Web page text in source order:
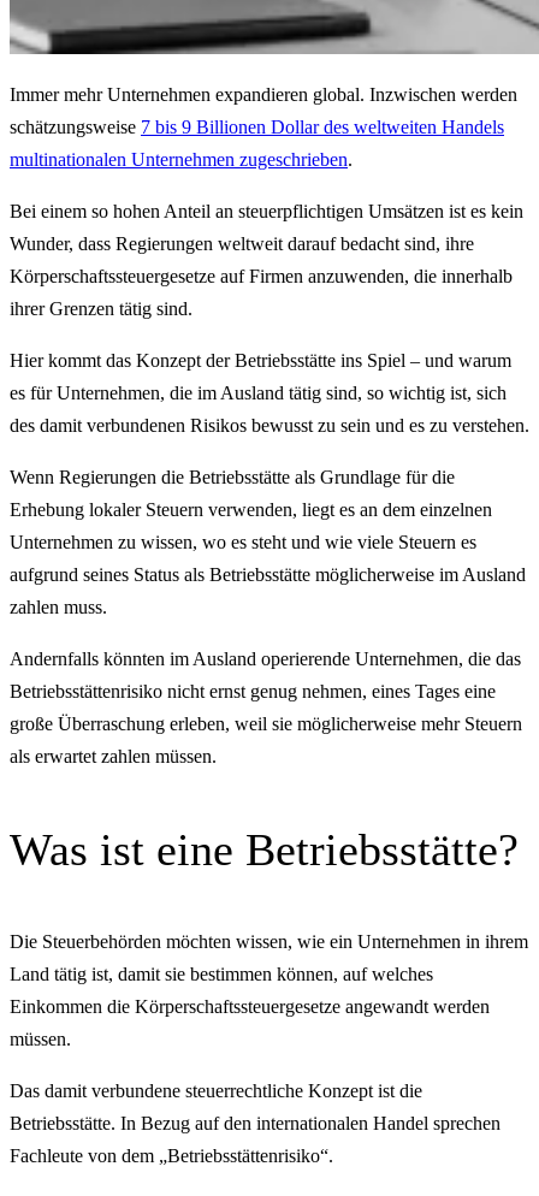
Immer mehr Unternehmen expandieren global. Inzwischen werden
schätzungsweise 7 bis 9 Billionen Dollar des weltweiten Handels
multinationalen Unternehmen zugeschrieben.
Bei einem so hohen Anteil an steuerpflichtigen Umsätzen ist es kein
Wunder, dass Regierungen weltweit darauf bedacht sind, ihre
Körperschaftssteuergesetze auf Firmen anzuwenden, die innerhalb
ihrer Grenzen tätig sind.
Hier kommt das Konzept der Betriebsstätte ins Spiel – und warum
es für Unternehmen, die im Ausland tätig sind, so wichtig ist, sich
des damit verbundenen Risikos bewusst zu sein und es zu verstehen.
Wenn Regierungen die Betriebsstätte als Grundlage für die
Erhebung lokaler Steuern verwenden, liegt es an dem einzelnen
Unternehmen zu wissen, wo es steht und wie viele Steuern es
aufgrund seines Status als Betriebsstätte möglicherweise im Ausland
zahlen muss.
Andernfalls könnten im Ausland operierende Unternehmen, die das
Betriebsstättenrisiko nicht ernst genug nehmen, eines Tages eine
große Überraschung erleben, weil sie möglicherweise mehr Steuern
als erwartet zahlen müssen.
Was ist eine Betriebsstätte?
Die Steuerbehörden möchten wissen, wie ein Unternehmen in ihrem
Land tätig ist, damit sie bestimmen können, auf welches
Einkommen die Körperschaftssteuergesetze angewandt werden
müssen.
Das damit verbundene steuerrechtliche Konzept ist die
Betriebsstätte. In Bezug auf den internationalen Handel sprechen
Fachleute von dem „Betriebsstättenrisiko“.